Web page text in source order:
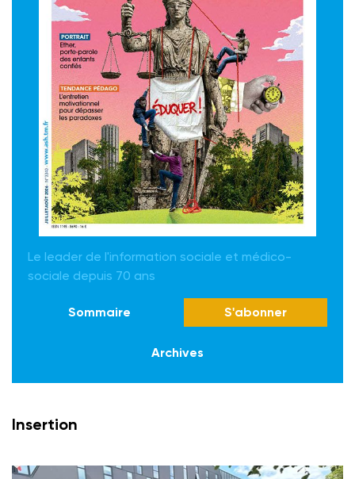
Le leader de l'information sociale et médico-
sociale depuis 70 ans
Sommaire S'abonner
Archives
Insertion